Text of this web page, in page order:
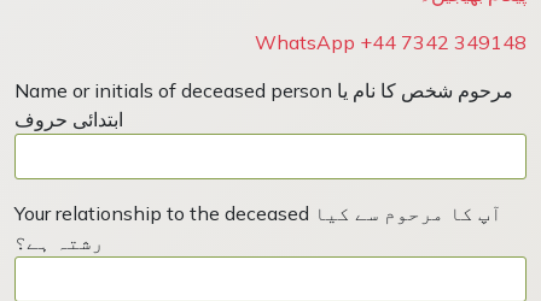
WhatsApp +44 7342 349148
Name or initials of deceased person مرحوم شخص کا نام یا
ابتدائی حروف
Your relationship to the deceased آپ کا مرحوم سے کیا
رشتہ ہے؟